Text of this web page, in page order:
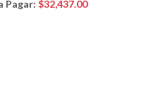
Pagar: $32,437.00
a Nivel Nacional.